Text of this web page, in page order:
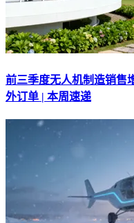
前三季度无人机制造销售
外订单 | 本周速递